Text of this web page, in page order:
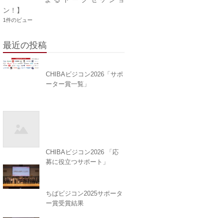
ン！】
1件のビュー
最近の投稿
CHIBAビジコン2026「サポ
ーター賞一覧」
CHIBAビジコン2026 「応
募に役立つサポート」
ちばビジコン2025サポータ
ー賞受賞結果